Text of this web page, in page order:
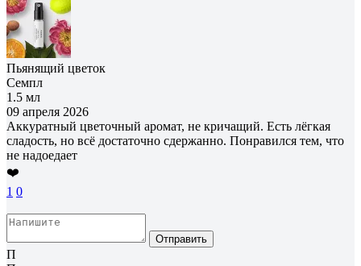
Пьянящий цветок
Семпл
1.5 мл
09 апреля 2026
Аккуратный цветочный аромат, не кричащий. Есть лёгкая
сладость, но всё достаточно сдержанно. Понравился тем, что
не надоедает
❤️
1 0
Отправить
П